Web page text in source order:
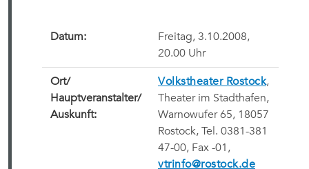
Datum:
Freitag, 3.10.2008,
20.00 Uhr
Ort/
Hauptveranstalter/
Auskunft:
Volkstheater Rostock,
Theater im Stadthafen,
Warnowufer 65, 18057
Rostock, Tel. 0381-381
47-00, Fax -01,
vtrinfo@rostock.de